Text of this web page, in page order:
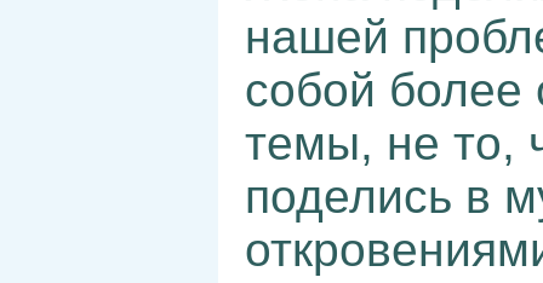
нашей
собой более
темы, не то,
поделись в